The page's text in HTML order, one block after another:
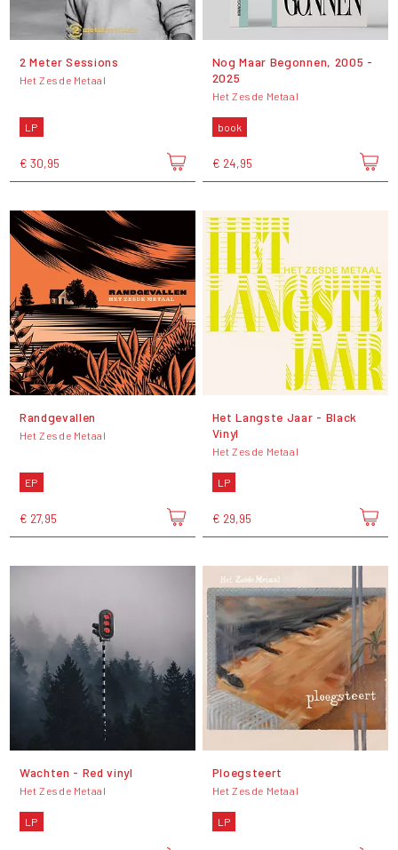
2 Meter Sessions
Het Zesde Metaal
LP
€ 30,95
Nog Maar Begonnen, 2005 -
2025
Het Zesde Metaal
book
€ 24,95
Randgevallen
Het Zesde Metaal
EP
€ 27,95
Het Langste Jaar - Black
Vinyl
Het Zesde Metaal
LP
€ 29,95
Wachten - Red vinyl
Het Zesde Metaal
LP
Ploegsteert
Het Zesde Metaal
LP